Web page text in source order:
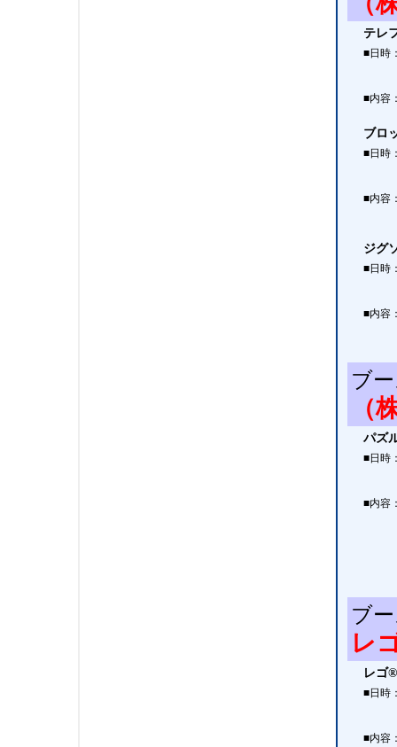
テレ
■日時
■内容
ブロ
■日時
■内容
ジグ
■日時
■内容
ブ
（
パズ
■日時
■内容
ブ
レ
レゴ
■日時
■内容